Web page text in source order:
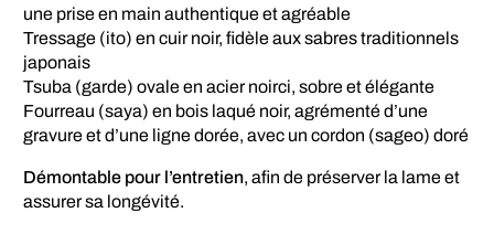
une prise en main authentique et agréable
Tressage (ito) en cuir noir, fidèle aux sabres traditionnels
japonais
Tsuba (garde) ovale en acier noirci, sobre et élégante
Fourreau (saya) en bois laqué noir, agrémenté d’une
gravure et d’une ligne dorée, avec un cordon (sageo) doré
Démontable pour l’entretien, afin de préserver la lame et
assurer sa longévité.